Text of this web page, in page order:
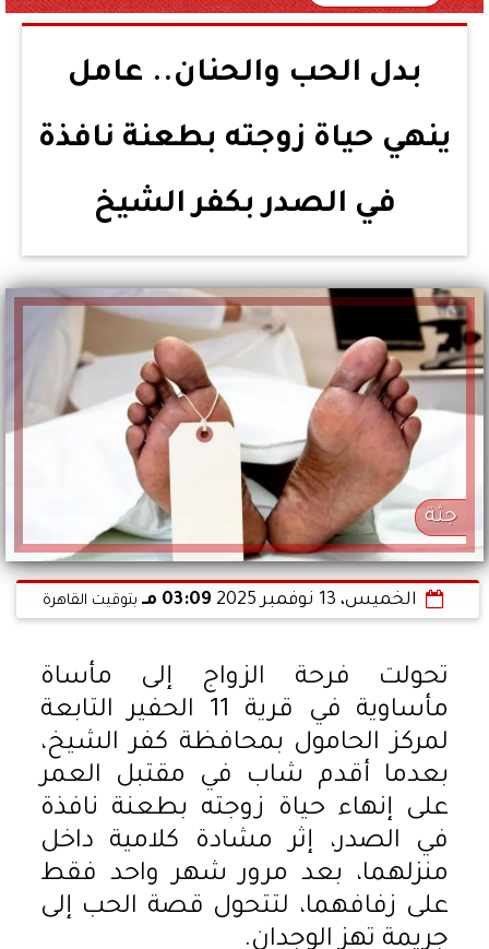
بدل الحب والحنان.. عامل
ينهي حياة زوجته بطعنة نافذة
في الصدر بكفر الشيخ
جثة
الخميس، 13 نوفمبر 2025 03:09 مـ بتوقيت القاهرة
تحولت فرحة الزواج إلى مأساة
مأساوية في قرية 11 الحفير التابعة
لمركز الحامول بمحافظة كفر الشيخ،
بعدما أقدم شاب في مقتبل العمر
على إنهاء حياة زوجته بطعنة نافذة
في الصدر، إثر مشادة كلامية داخل
منزلهما، بعد مرور شهر واحد فقط
على زفافهما، لتتحول قصة الحب إلى
جريمة تهز الوجدان.